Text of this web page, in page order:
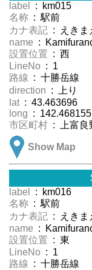
label
: km015
名称 : 駅前
カナ表記 : えきま
name :
設置位置 : 西
LineNo : 1
路線 : 十勝岳線
direction : 上り
lat : 43.463696
long : 142.468155
市区町村 : 上富良
Show Map
label
: km016
名称 : 駅前
カナ表記 : えきま
name :
設置位置 : 東
LineNo : 1
路線 : 十勝岳線